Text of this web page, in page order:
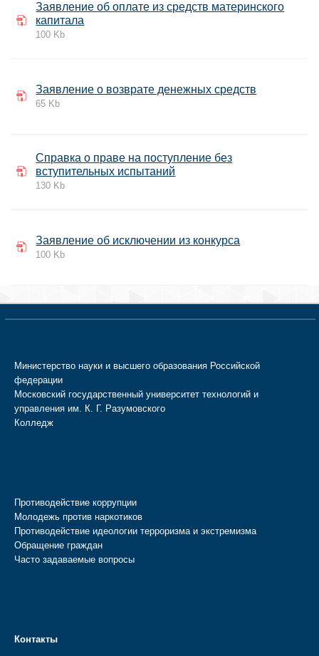
Заявление об оплате из средств материнского
капитала
100 Kb
Заявление о возврате денежных средств
65 Kb
Справка о праве на поступление без
вступительных испытаний
130 Kb
Заявление об исключении из конкурса
100 Kb
Министерство науки и высшего образования Российской
федерации
Московский государственный университет технологий и
управления им. К. Г. Разумовского
Колледж
Противодействие коррупции
Молодежь против наркотиков
Противодействие идеологии терроризма и экстремизма
Обращение граждан
Часто задаваемые вопросы
Контакты